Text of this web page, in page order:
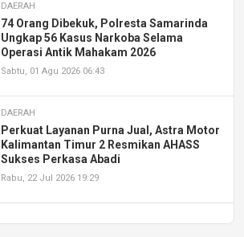
DAERAH
74 Orang Dibekuk, Polresta Samarinda
Ungkap 56 Kasus Narkoba Selama
Operasi Antik Mahakam 2026
Sabtu, 01 Agu 2026 06:43
DAERAH
Perkuat Layanan Purna Jual, Astra Motor
Kalimantan Timur 2 Resmikan AHASS
Sukses Perkasa Abadi
Rabu, 22 Jul 2026 19:29